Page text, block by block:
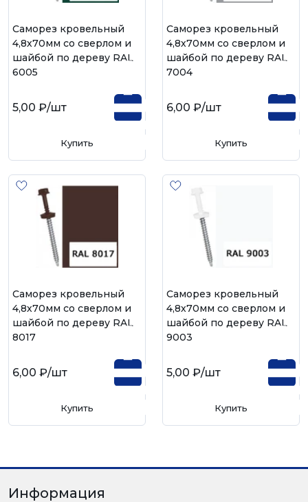
Саморез кровельный
4,8х70мм со сверлом и
шайбой по дереву RAL
6005
5,00 ₽/шт
Купить
Саморез кровельный
4,8х70мм со сверлом и
шайбой по дереву RAL
7004
6,00 ₽/шт
Купить
Саморез кровельный
4,8х70мм со сверлом и
шайбой по дереву RAL
8017
6,00 ₽/шт
Купить
Саморез кровельный
4,8х70мм со сверлом и
шайбой по дереву RAL
9003
5,00 ₽/шт
Купить
Информация